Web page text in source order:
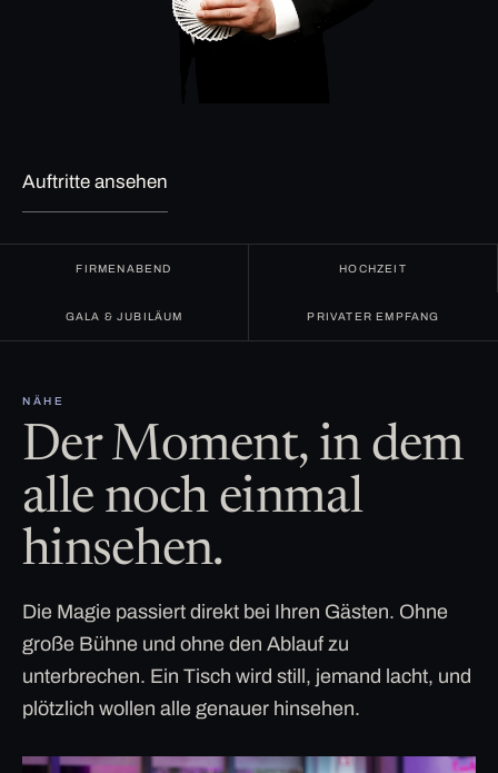
Auftritte ansehen
FIRMENABEND HOCHZEIT
GALA & JUBILÄUM PRIVATER EMPFANG
NÄHE
Der Moment, in dem
alle noch einmal
hinsehen.
Die Magie passiert direkt bei Ihren Gästen. Ohne
große Bühne und ohne den Ablauf zu
unterbrechen. Ein Tisch wird still, jemand lacht, und
plötzlich wollen alle genauer hinsehen.